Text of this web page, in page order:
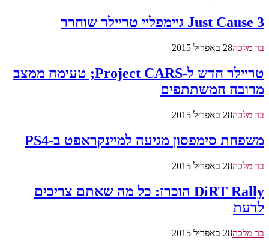
Just Cause 3 גיימפליי טריילר שוחרר
בר מלכה28 באפריל 2015
טריילר חדש ל-Project CARS; טעימה ממצב
מרובה המשתתפים
בר מלכה28 באפריל 2015
משפחת סימפסון מגיעה למיינקראפט ב-PS4
בר מלכה28 באפריל 2015
DiRT Rally הוכרז: כל מה שאתם צריכים
לדעת
בר מלכה28 באפריל 2015